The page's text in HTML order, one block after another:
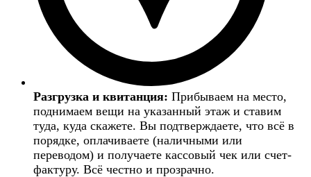
Разгрузка и квитанция: Прибываем на место,
поднимаем вещи на указанный этаж и ставим
туда, куда скажете. Вы подтверждаете, что всё в
порядке, оплачиваете (наличными или
переводом) и получаете кассовый чек или счет-
фактуру. Всё честно и прозрачно.